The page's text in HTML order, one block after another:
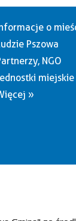
o
Pszowa
NGO
miejskie
»